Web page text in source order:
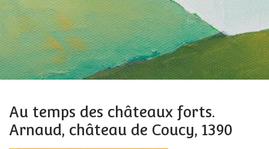
Au temps des châteaux forts.
Arnaud, château de Coucy, 1390